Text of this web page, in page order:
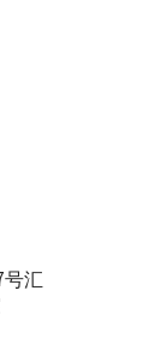
汇